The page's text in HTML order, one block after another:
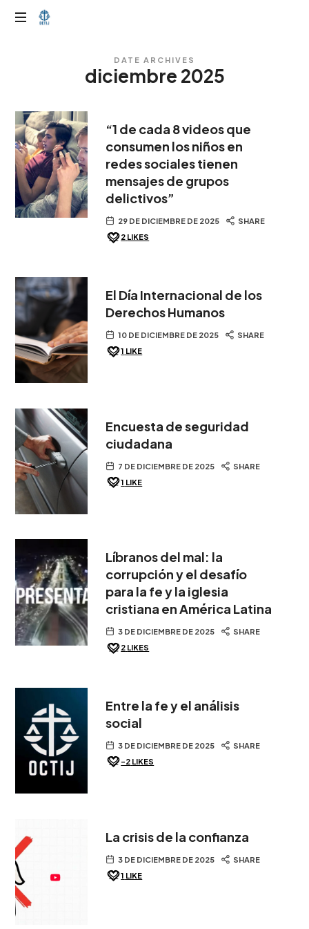
OTIJobservador
DATE ARCHIVES
diciembre 2025
“1 de cada 8 videos que
consumen los niños en
redes sociales tienen
mensajes de grupos
delictivos”
29 DE DICIEMBRE DE 2025
SHARE
2 LIKES
El Día Internacional de los
Derechos Humanos
10 DE DICIEMBRE DE 2025
SHARE
1 LIKE
Encuesta de seguridad
ciudadana
7 DE DICIEMBRE DE 2025
SHARE
1 LIKE
Líbranos del mal: la
corrupción y el desafío
para la fe y la iglesia
cristiana en América Latina
3 DE DICIEMBRE DE 2025
SHARE
2 LIKES
Entre la fe y el análisis
social
3 DE DICIEMBRE DE 2025
SHARE
-2 LIKES
La crisis de la confianza
3 DE DICIEMBRE DE 2025
SHARE
1 LIKE